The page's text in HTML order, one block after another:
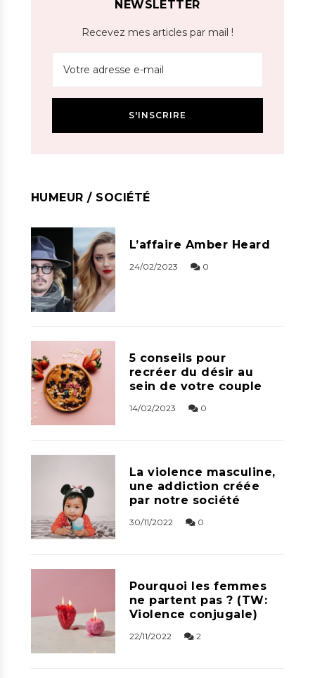
NEWSLETTER
Recevez mes articles par mail !
HUMEUR / SOCIÉTÉ
L’affaire Amber Heard
24/02/2023 0
5 conseils pour
recréer du désir au
sein de votre couple
14/02/2023 0
La violence masculine,
une addiction créée
par notre société
30/11/2022 0
Pourquoi les femmes
ne partent pas ? (TW:
Violence conjugale)
22/11/2022 2